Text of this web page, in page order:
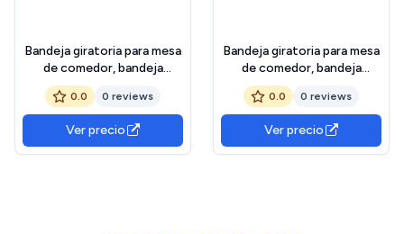
Bandeja giratoria para mesa
de comedor, bandeja
giratoria de 360° para 8
bandejas, plato giratorio
Lazy Susan para mesas
largas, mesa de buffet
giratoria, multifuncional
0.0 0 reviews
Ver precio
Bandeja giratoria para mesa
de comedor, bandeja
giratoria de 360° para 8
bandejas, plato giratorio
Lazy Susan para mesas
largas, mesa de buffet
giratoria, multifuncional
0.0 0 reviews
Ver precio